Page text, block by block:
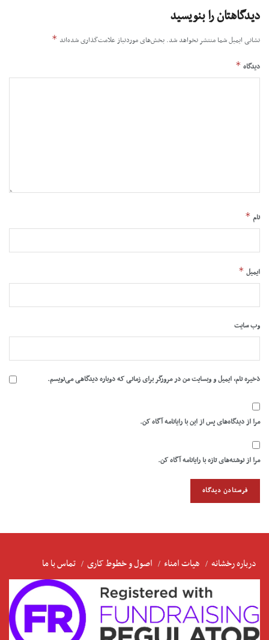
دیدگاهتان را بنویسید
نشانی ایمیل شما منتشر نخواهد شد. بخش‌های موردنیاز علامت‌گذاری شده‌اند *
دیدگاه *
نام *
ایمیل *
وب‌ سایت
ذخیره نام، ایمیل و وبسایت من در مرورگر برای زمانی که دوباره دیدگاهی می‌نویسم.
مرا از دیدگاه‌های پس از این با رایانامه آگاه کن.
مرا از نوشته‌های تازه با رایانامه آگاه کن.
درباره رخشانه هیات امناء اصول و خطوط کاری تماس با ما